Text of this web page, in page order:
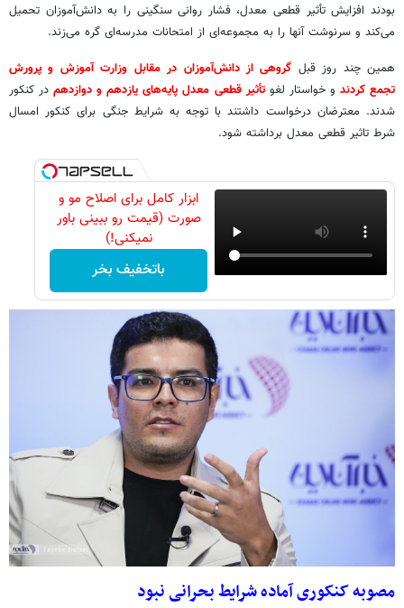
بودند افزایش تأثیر قطعی معدل، فشار روانی سنگینی را به دانش‌آموزان تحمیل
می‌کند و سرنوشت آنها را به مجموعه‌ای از امتحانات مدرسه‌ای گره می‌زند.
همین چند روز قبل گروهی از دانش‌آموزان در مقابل وزارت آموزش و پرورش
تجمع کردند و خواستار لغوتأثیر قطعی معدل پایه‌های یازدهم و دوازدهمدر کنکور
شدند. معترضان درخواست داشتند با توجه به شرایط جنگی برای کنکور امسال
شرط تاثیر قطعی معدل برداشته شود.
ابزار کامل برای اصلاح مو و
صورت (قیمت رو ببینی باور
نمیکنی!)
باتخفیف بخر
مصوبه‌ کنکوری آماده شرایط بحرانی نبود